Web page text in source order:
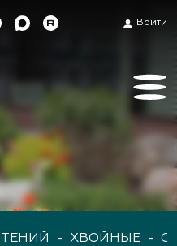
Войти
- ХВОЙНЫЕ -